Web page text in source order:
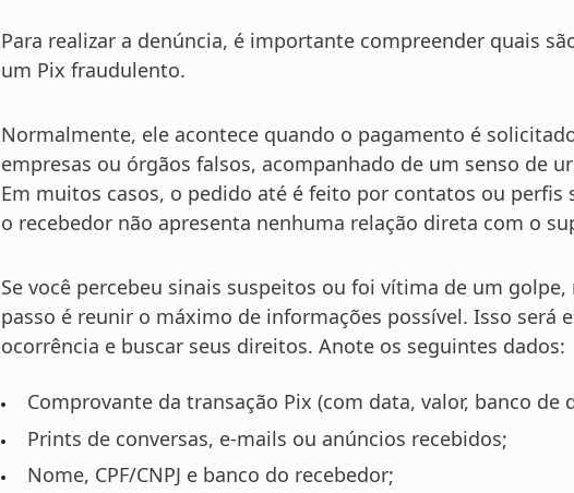
Para realizar a denúncia, é importante compreender quais
um Pix fraudulento.
Normalmente, ele acontece quando o pagamento é
empresas ou órgãos falsos, acompanhado de um senso de
Em muitos casos, o pedido até é feito por contatos ou
o recebedor não apresenta nenhuma relação direta com o
Se você percebeu sinais suspeitos ou foi vítima de um
passo é reunir o máximo de informações possível. Isso será
ocorrência e buscar seus direitos. Anote os seguintes dados:
Comprovante da transação Pix (com data, valor, banco de
Prints de conversas, e-mails ou anúncios recebidos;
Nome, CPF/CNPJ e banco do recebedor;